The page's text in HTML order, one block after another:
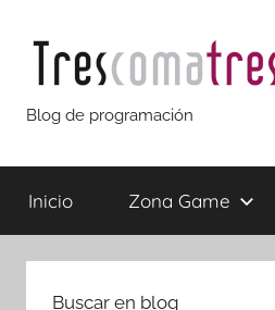
contenido
Trescomatres
Blog de programación
Inicio Zona Game
Buscar en blog